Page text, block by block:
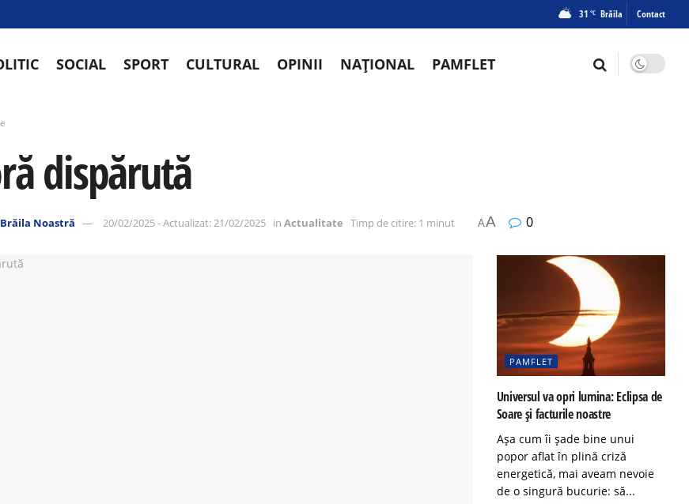
31 °C Brăila Contact
SOCIAL SPORT CULTURAL OPINII NAȚIONAL PAMFLET
dispărută
Brăila Noastră 20/02/2025 - Actualizat: 21/02/2025 in Actualitate Timp de citire: 1 minut AA 0
PAMFLET
Universul va opri lumina: Eclipsa de
Soare și facturile noastre
Așa cum îi șade bine unui
popor aflat în plină criză
energetică, mai aveam nevoie
de o singură bucurie: să...